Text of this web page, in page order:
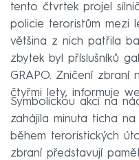
tento čtvrtek projel
policie teroristům mezi
většina z nich patřila
zbytek byl příslušníků
GRAPO. Zničení zbraní
čtyřmi lety, informuje
Symbolickou akci na
zahájila minuta ticha
během teroristických
zbraní představují